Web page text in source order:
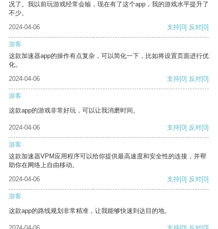
况了。我以前玩游戏经常会输，现在有了这个app，我的游戏水平提升了
不少。
2024-04-06
支持[0] 反对[0]
游客
这款加速器app的操作有点复杂，可以简化一下，比如将设置页面进行优
化。
2024-04-06
支持[0] 反对[0]
游客
这款app的游戏非常好玩，可以让我消磨时间。
2024-04-06 支持[0] 反对[0]
游客
这款加速器VPM应用程序可以给你提供最高速度和安全性的连接，并帮
助你在网络上自由移动。
2024-04-06
支持[0] 反对[0]
游客
这款app的路线规划非常精准，让我能够快速到达目的地。